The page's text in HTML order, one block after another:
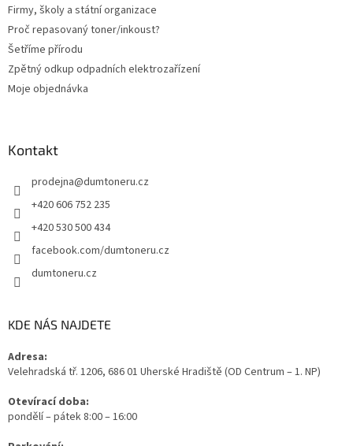
Firmy, školy a státní organizace
Proč repasovaný toner/inkoust?
Šetříme přírodu
Zpětný odkup odpadních elektrozařízení
Moje objednávka
Kontakt
prodejna@dumtoneru.cz
+420 606 752 235
+420 530 500 434
facebook.com/dumtoneru.cz
dumtoneru.cz
KDE NÁS NAJDETE
Adresa:
Velehradská tř. 1206, 686 01 Uherské Hradiště (OD Centrum – 1. NP)
Otevírací doba:
pondělí – pátek 8:00 – 16:00